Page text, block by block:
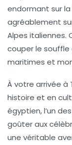
endormant sur la
agréablement
Alpes italiennes.
couper le
maritimes et
À votre arrivée à
histoire et en
égyptien, l’un
goûter aux
une véritable